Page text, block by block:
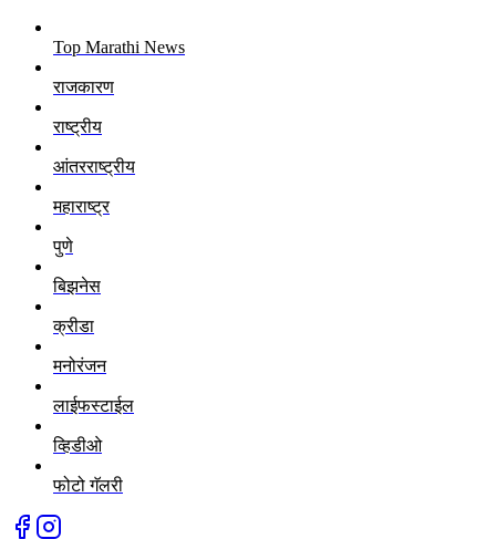
Top Marathi News
राजकारण
राष्ट्रीय
आंतरराष्ट्रीय
महाराष्ट्र
पुणे
बिझनेस
क्रीडा
मनोरंजन
लाईफस्टाईल
व्हिडीओ
फोटो गॅलरी